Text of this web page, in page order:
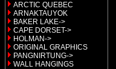
ARCTIC QUEBEC
ARNAKTAUYOK
BAKER LAKE->
CAPE DORSET->
HOLMAN->
ORIGINAL GRAPHICS
PANGNIRTUNG->
WALL HANGINGS